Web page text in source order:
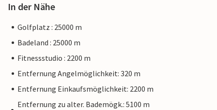
In der Nähe
Golfplatz : 25000 m
Badeland : 25000 m
Fitnessstudio : 2200 m
Entfernung Angelmöglichkeit: 320 m
Entfernung Einkaufsmöglichkeit: 2200 m
Entfernung zu alter. Bademögk.: 5100 m